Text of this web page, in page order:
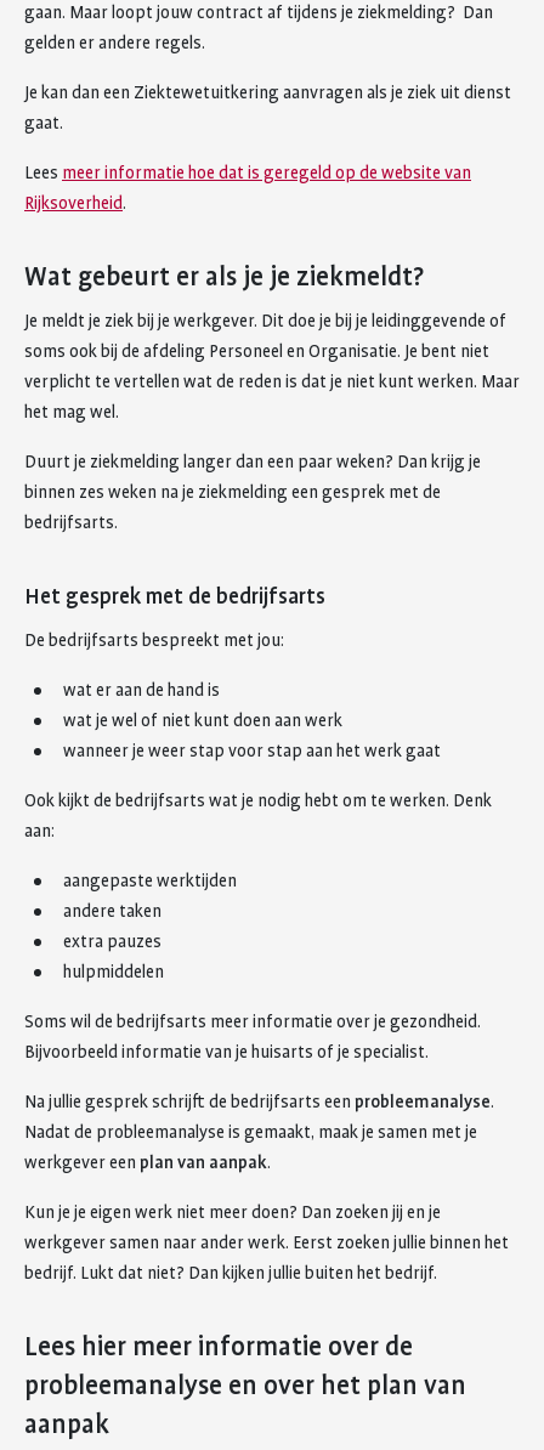
gaan. Maar loopt jouw contract af tijdens je ziekmelding? Dan
gelden er andere regels.
Je kan dan een Ziektewetuitkering aanvragen als je ziek uit dienst
gaat.
Lees meer informatie hoe dat is geregeld op de website van
Rijksoverheid.
Wat gebeurt er als je je ziekmeldt?
Je meldt je ziek bij je werkgever. Dit doe je bij je leidinggevende of
soms ook bij de afdeling Personeel en Organisatie. Je bent niet
verplicht te vertellen wat de reden is dat je niet kunt werken. Maar
het mag wel.
Duurt je ziekmelding langer dan een paar weken? Dan krijg je
binnen zes weken na je ziekmelding een gesprek met de
bedrijfsarts.
Het gesprek met de bedrijfsarts
De bedrijfsarts bespreekt met jou:
wat er aan de hand is
wat je wel of niet kunt doen aan werk
wanneer je weer stap voor stap aan het werk gaat
Ook kijkt de bedrijfsarts wat je nodig hebt om te werken. Denk
aan:
aangepaste werktijden
andere taken
extra pauzes
hulpmiddelen
Soms wil de bedrijfsarts meer informatie over je gezondheid.
Bijvoorbeeld informatie van je huisarts of je specialist.
Na jullie gesprek schrijft de bedrijfsarts een probleemanalyse.
Nadat de probleemanalyse is gemaakt, maak je samen met je
werkgever een plan van aanpak.
Kun je je eigen werk niet meer doen? Dan zoeken jij en je
werkgever samen naar ander werk. Eerst zoeken jullie binnen het
bedrijf. Lukt dat niet? Dan kijken jullie buiten het bedrijf.
Lees hier meer informatie over de
probleemanalyse en over het plan van
aanpak